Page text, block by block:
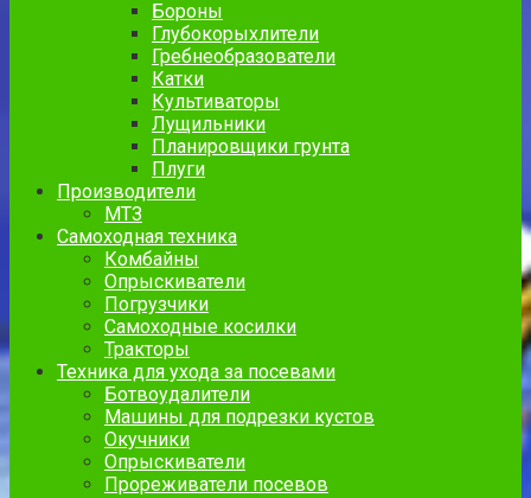
Бороны
Глубокорыхлители
Гребнеобразователи
Катки
Культиваторы
Лущильники
Планировщики грунта
Плуги
Производители
МТЗ
Самоходная техника
Комбайны
Опрыскиватели
Погрузчики
Самоходные косилки
Тракторы
Техника для ухода за посевами
Ботвоудалители
Машины для подрезки кустов
Окучники
Опрыскиватели
Прореживатели посевов